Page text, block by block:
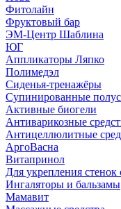
Фитолайн
Фруктовый бар
ЭМ-Центр Шаблина
ЮГ
Аппликаторы Ляпко
Полимедэл
Сиденья-тренажёры
Супинированные
Активные биогели
Антиварикозные
Антицеллюлитные
АргоВасна
Витапринол
Для укрепления стенок
Ингаляторы и бальзамы
Мамавит